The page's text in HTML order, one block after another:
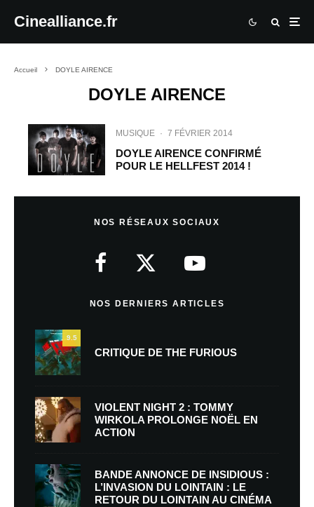
Cinealliance.fr
Accueil DOYLE AIRENCE
DOYLE AIRENCE
MUSIQUE · 7 FÉVRIER 2014
DOYLE AIRENCE CONFIRMÉ
POUR LE HELLFEST 2014 !
NOS RÉSEAUX SOCIAUX
NOS DERNIERS ARTICLES
9.5
CRITIQUE DE THE FURIOUS
VIOLENT NIGHT 2 : TOMMY
WIRKOLA PROLONGE NOËL EN
ACTION
BANDE ANNONCE DE INSIDIOUS :
L’INVASION DU LOINTAIN : LE
RETOUR DU LOINTAIN AU CINÉMA